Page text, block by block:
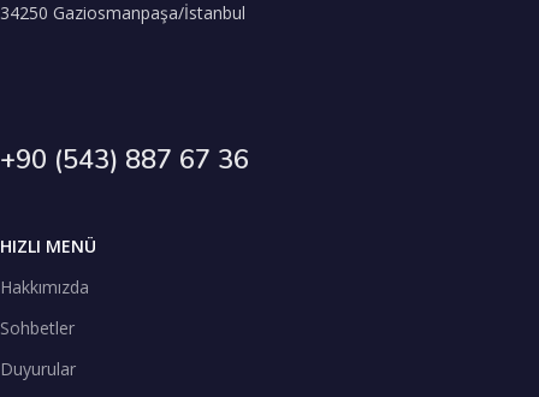
34250 Gaziosmanpaşa/İstanbul
+90 (543) 887 67 36
HIZLI MENÜ
Hakkımızda
Sohbetler
Duyurular